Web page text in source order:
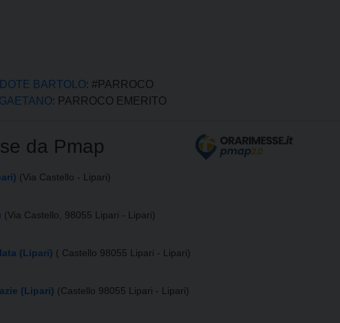
BARTOLO: #PARROCO
: PARROCO EMERITO
da Pmap
(Via Castello - Lipari)
(Via Castello, 98055 Lipari - Lipari)
(Lipari) ( Castello 98055 Lipari - Lipari)
(Lipari) (Castello 98055 Lipari - Lipari)